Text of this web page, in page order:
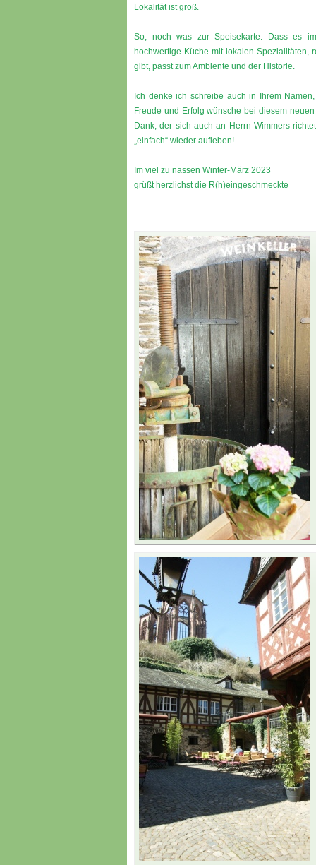
Lokalität ist groß.
So, noch was zur Speisekarte: Dass es
hochwertige Küche mit lokalen Spezialitäten,
gibt, passt zum Ambiente und der Historie.
Ich denke ich schreibe auch in Ihrem
Freude und Erfolg wünsche bei diesem
Dank, der sich auch an Herrn Wimmers
„einfach“ wieder aufleben!
Im viel zu nassen Winter-März 2023
grüßt herzlichst die R(h)eingeschmeckte